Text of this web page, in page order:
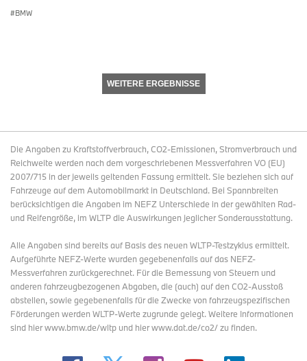
BMW
WEITERE ERGEBNISSE
Die Angaben zu Kraftstoffverbrauch, CO2-Emissionen, Stromverbrauch und
Reichweite werden nach dem vorgeschriebenen Messverfahren VO (EU)
2007/715 in der jeweils geltenden Fassung ermittelt. Sie beziehen sich auf
Fahrzeuge auf dem Automobilmarkt in Deutschland. Bei Spannbreiten
berücksichtigen die Angaben im NEFZ Unterschiede in der gewählten Rad-
und Reifengröße, im WLTP die Auswirkungen jeglicher Sonderausstattung.
Alle Angaben sind bereits auf Basis des neuen WLTP-Testzyklus ermittelt.
Aufgeführte NEFZ-Werte wurden gegebenenfalls auf das NEFZ-
Messverfahren zurückgerechnet. Für die Bemessung von Steuern und
anderen fahrzeugbezogenen Abgaben, die (auch) auf den CO2-Ausstoß
abstellen, sowie gegebenenfalls für die Zwecke von fahrzeugspezifischen
Förderungen werden WLTP-Werte zugrunde gelegt. Weitere Informationen
sind hier www.bmw.de/wltp und hier www.dat.de/co2/ zu finden.